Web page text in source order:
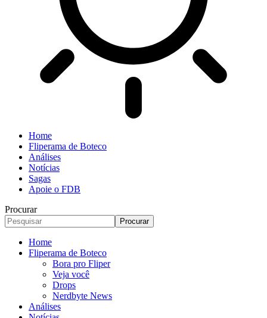
Home
Fliperama de Boteco
Análises
Notícias
Sagas
Apoie o FDB
Procurar
Home
Fliperama de Boteco
Bora pro Fliper
Veja você
Drops
Nerdbyte News
Análises